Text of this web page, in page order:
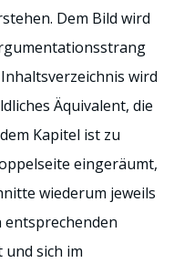
Dem Bild wird
wird
Äquivalent, die
Kapitel ist zu
eingeräumt,
wiederum jeweils
entsprechenden
sich im